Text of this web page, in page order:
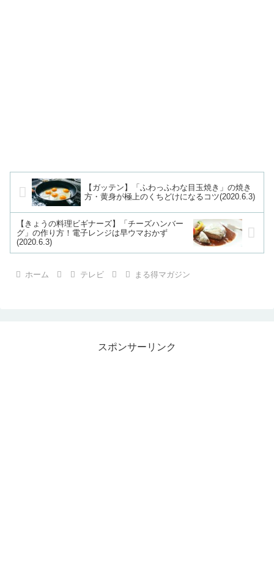
【ガッテン】「ふわっふわな目玉焼き」の焼き
方・黄身が極上のくちどけになるコツ(2020.6.3)
【きょうの料理ビギナーズ】「チーズハンバー
グ」の作り方！電子レンジは早ウマおかず
(2020.6.3)
ホーム テレビ まる得マガジン
スポンサーリンク